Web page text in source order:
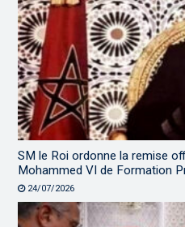
SM le Roi ordonne la remise
Mohammed VI de Formation
24/07/2026